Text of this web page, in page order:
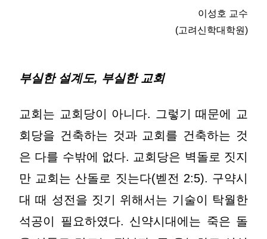
이성호 교수
(고려신학대학원)
부실한 설계도, 부실한 교회
교회는 교회당이 아니다. 그렇기 때문에 교
회당을 건축하는 것과 교회를 건축하는 것
은 다를 수밖에 없다. 교회당은 벽돌로 짓지
만 교회는 산돌로 짓는다(벧전 2:5). 구약시
대 때 성전을 짓기 위해서는 기술이 탁월한
석공이 필요하였다. 신약시대에는 죽은 돌